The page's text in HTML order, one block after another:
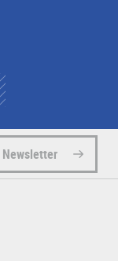
Newsletter